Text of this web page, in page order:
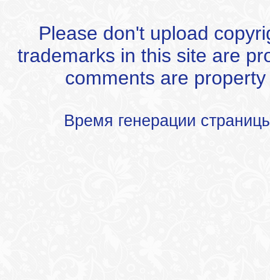
Please don't upload
trademarks in this site are
comments are
Время генерации